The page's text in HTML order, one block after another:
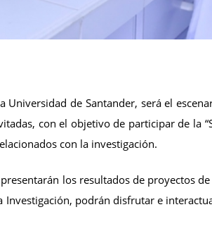
de Santander, será el
con el objetivo de participar de la
con la investigación.
los resultados de proyectos
podrán disfrutar e